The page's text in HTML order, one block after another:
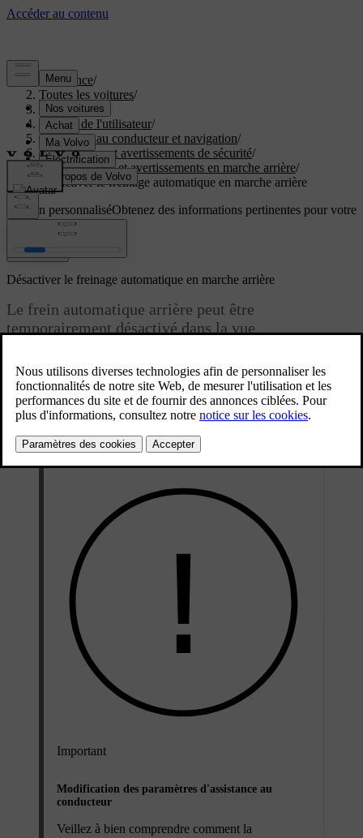
Assistance/
Toutes les voitures/
EC40 2027/
Manuel de l'utilisateur/
Assistance au conducteur et navigation/
Interventions et avertissements de sécurité/
Interventions et avertissements en marche arrière/
Désactiver le freinage automatique en marche arrière
Soutien personnaliséObtenez des informations pertinentes pour votre
voiture.
Connexion
Mis à jour 28/10/2024
Désactiver le freinage automatique en marche arrière
Le frein automatique arrière peut être
temporairement désactivé dans la vue
La désactivation du freinage automatique en marche arrière empêche
votre voiture d'intervenir par freinage durant la marche arrière. La
désactivation du frein automatique arrière est seulement temporaire.
Par défaut, la fonction est réactivée entre les cycles de conduite.
Important
Modification des paramètres d'assistance au
conducteur
Veillez à bien comprendre comment la